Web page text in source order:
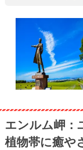
エンルム岬：
植物帯に癒や